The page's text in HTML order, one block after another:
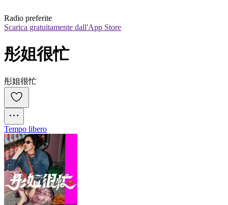
Radio preferite
Scarica gratuitamente dall'App Store
彤姐很忙
彤姐很忙
Tempo libero